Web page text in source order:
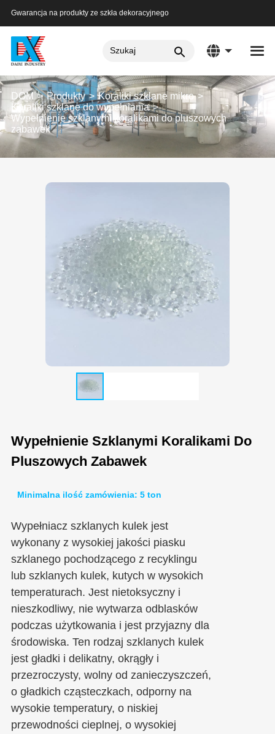
Gwarancja na produkty ze szkła dekoracyjnego
DOM Produkty
Koraliki szklane mikro
Koraliki szklane do wypełniania
Wypełnienie szklanymi koralikami do pluszowych
zabawek
Wypełnienie Szklanymi Koralikami Do
Pluszowych Zabawek
Minimalna ilość zamówienia: 5 ton
Wypełniacz szklanych kulek jest
wykonany z wysokiej jakości piasku
szklanego pochodzącego z recyklingu
lub szklanych kulek, kutych w wysokich
temperaturach. Jest nietoksyczny i
nieszkodliwy, nie wytwarza odblasków
podczas użytkowania i jest przyjazny dla
środowiska. Ten rodzaj szklanych kulek
jest gładki i delikatny, okrągły i
przezroczysty, wolny od zanieczyszczeń,
o gładkich cząsteczkach, odporny na
wysokie temperatury, o niskiej
przewodności cieplnej, o wysokiej